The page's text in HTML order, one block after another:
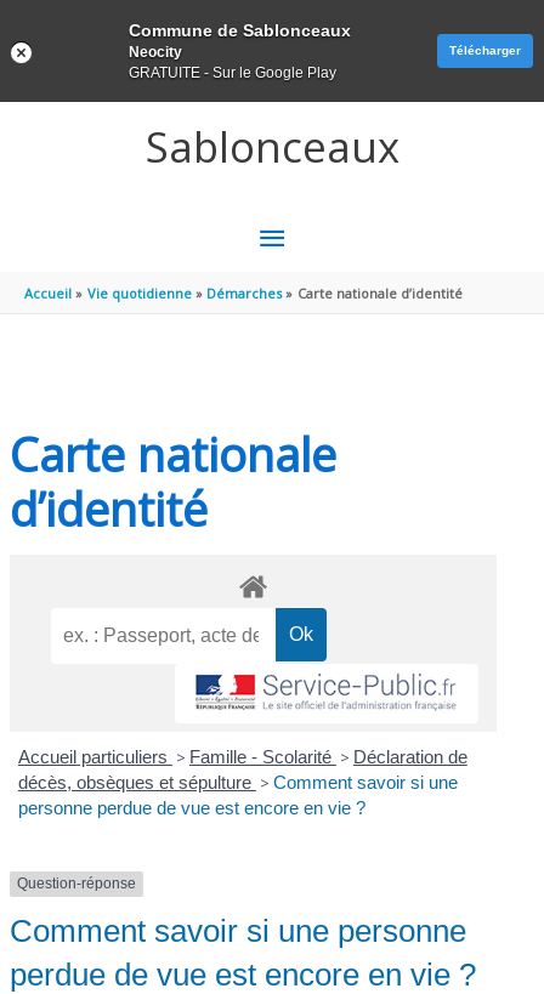
Sablonceaux
MENU
PRINCIPAL
Accueil Vie quotidienne Démarches Carte nationale d’identité
Carte nationale
d’identité
Accueil particuliers > Famille - Scolarité > Déclaration de
décès, obsèques et sépulture > Comment savoir si une
personne perdue de vue est encore en vie ?
Question-réponse
Comment savoir si une personne
perdue de vue est encore en vie ?
Commune de Sablonceaux
Neocity
GRATUITE - Sur le Google Play
Télécharger